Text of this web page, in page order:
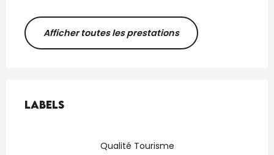
Afficher toutes les prestations
Labels
Labels
Qualité Tourisme